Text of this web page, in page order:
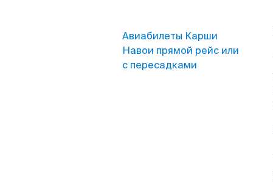
Авиабилеты Карши
Навои прямой рейс или
с пересадками